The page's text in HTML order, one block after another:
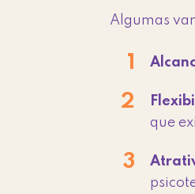
Algumas
que